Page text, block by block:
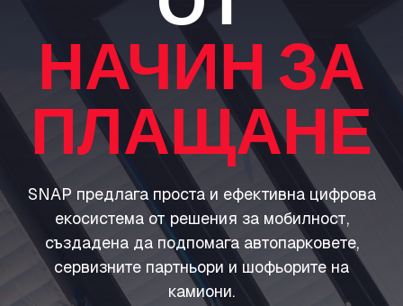
НАЧИН ЗА
ПЛАЩАНЕ
SNAP предлага проста и ефективна цифрова
екосистема от решения за мобилност,
създадена да подпомага автопарковете,
сервизните партньори и шофьорите на
камиони.